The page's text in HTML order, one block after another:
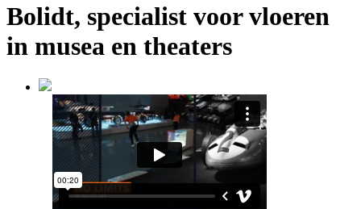
Bolidt, specialist voor vloeren
in musea en theaters